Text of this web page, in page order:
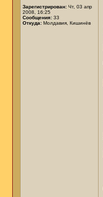
Зарегистрирован: Чт, 03 апр
2008, 16:25
Сообщения: 33
Откуда: Молдавия, Кишинёв